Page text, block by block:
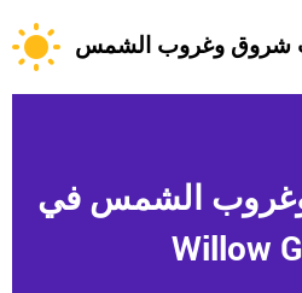
شروق وغروب الشمس
الشمس في
Willow